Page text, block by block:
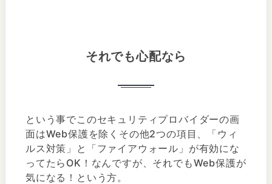
それでも心配なら
という事でこのセキュリティプロバイダーの画
面はWeb保護を除くその他2つの項目、「ウィ
ルス対策」と「ファイアウォール」が有効にな
ってたらOK！なんですが、それでもWeb保護が
気になる！という方。